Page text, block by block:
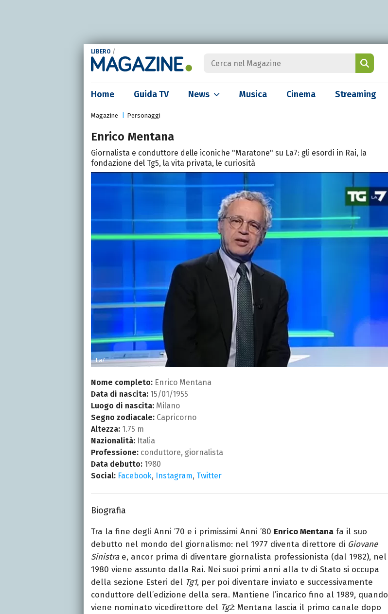
LIBERO /
Home Guida TV News Musica Cinema Streaming
Magazine Personaggi
Enrico Mentana
Giornalista e conduttore delle iconiche "Maratone" su La7: gli esordi in Rai, la
fondazione del Tg5, la vita privata, le curiosità
La7
Nome completo: Enrico Mentana
Data di nascita: 15/01/1955
Luogo di nascita: Milano
Segno zodiacale: Capricorno
Altezza: 1.75 m
Nazionalità: Italia
Professione: conduttore, giornalista
Data debutto: 1980
Social: Facebook, Instagram, Twitter
Biografia
Tra la fine degli Anni ’70 e i primissimi Anni ’80 Enrico Mentana fa il suo
debutto nel mondo del giornalismo: nel 1977 diventa direttore di Giovane
Sinistrae, ancor prima di diventare giornalista professionista (dal 1982), nel
1980 viene assunto dalla Rai. Nei suoi primi anni alla tv di Stato si occupa
della sezione Esteri del Tg1, per poi diventare inviato e successivamente
conduttore dell’edizione della sera. Mantiene l’incarico fino al 1989, quando
viene nominato vicedirettore del Tg2: Mentana lascia il primo canale dopo